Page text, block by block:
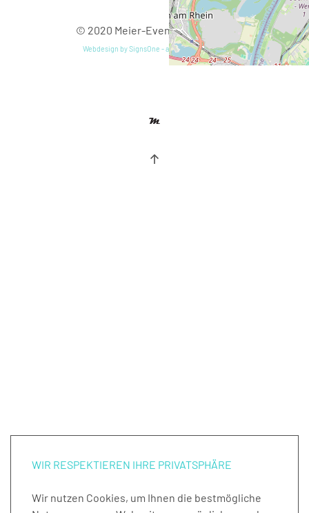
© 2020 Meier-Eventmodule GbR
Webdesign by SignsOne - all Rights Reserved
WIR RESPEKTIEREN IHRE PRIVATSPHÄRE
Wir nutzen Cookies, um Ihnen die bestmögliche